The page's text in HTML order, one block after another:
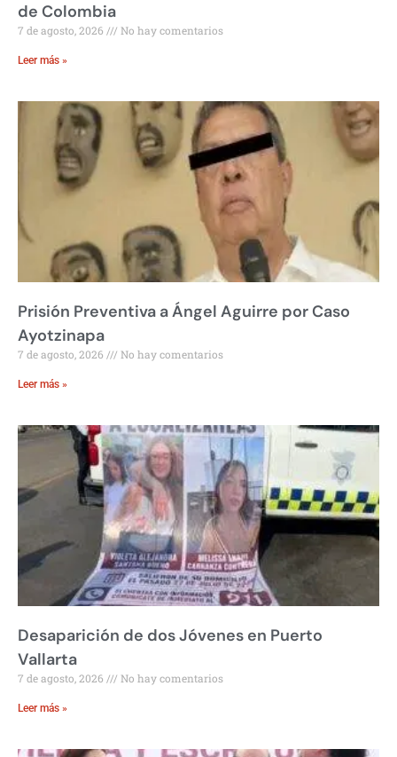
de Colombia
7 de agosto, 2026 No hay comentarios
Leer más »
Prisión Preventiva a Ángel Aguirre por Caso
Ayotzinapa
7 de agosto, 2026 No hay comentarios
Leer más »
Desaparición de dos Jóvenes en Puerto
Vallarta
7 de agosto, 2026 No hay comentarios
Leer más »